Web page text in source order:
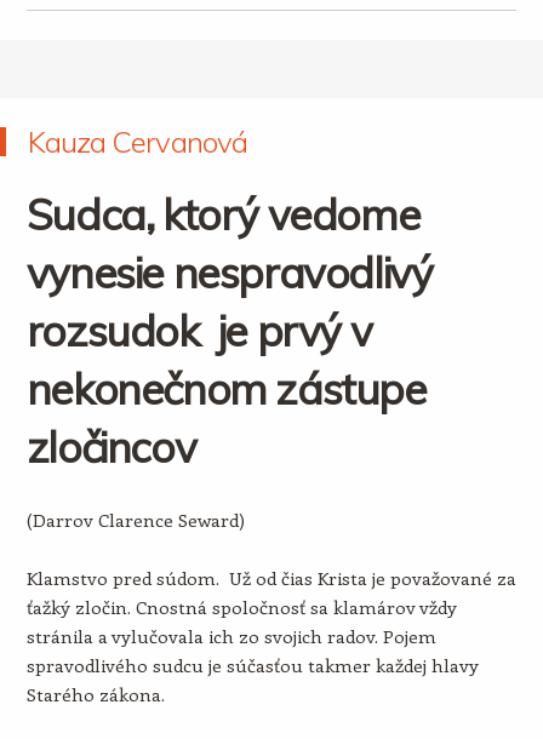
Kauza Cervanová
Sudca, ktorý vedome
vynesie nespravodlivý
rozsudok je prvý v
nekonečnom zástupe
zločincov
(Darrov Clarence Seward)
Klamstvo pred súdom. Už od čias Krista je považované za
ťažký zločin. Cnostná spoločnosť sa klamárov vždy
stránila a vylučovala ich zo svojich radov. Pojem
spravodlivého sudcu je súčasťou takmer každej hlavy
Starého zákona.